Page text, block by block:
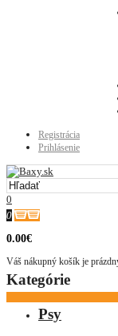
Registrácia
Prihlásenie
0
0
0.00€
Váš nákupný košík je
Kategórie
Psy